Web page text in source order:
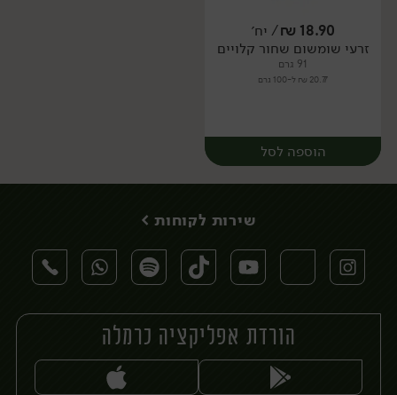
יח׳
18.90
₪/ יח׳
זרעי שומשום שחור קלויים
91 גרם
20.77 ₪ ל-100 גרם
הוספה לסל
יח׳
שירות לקוחות >
הורדת אפליקציה כרמלה